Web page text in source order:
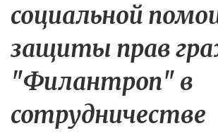
социальной
защиты прав
"Филантроп" в
сотрудничестве